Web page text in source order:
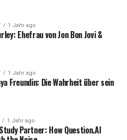
1 Jahr ago
Ehefrau von Jon Bon Jovi &
1 Jahr ago
Freundin: Die Wahrheit über sein
1 Jahr ago
Partner: How Question.AI